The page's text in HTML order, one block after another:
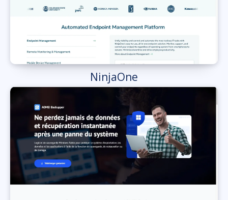
NinjaOne